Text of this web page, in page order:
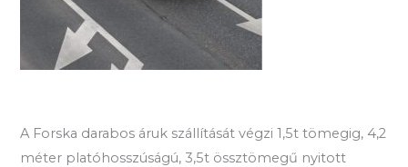
A Forska darabos áruk szállítását végzi 1,5t tömegig, 4,2
méter platóhosszúságú, 3,5t össztömegű nyitott